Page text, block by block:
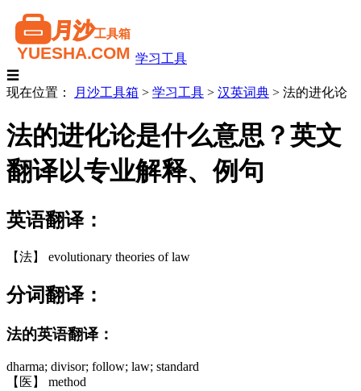
学习工具
☰
现在位置：
月沙工具箱 > 学习工具 > 汉英词典 > 法的进化论
法的进化论是什么意思？英文
翻译以专业解释、例句
英语翻译：
【法】 evolutionary theories of law
分词翻译：
法的英语翻译：
dharma; divisor; follow; law; standard
【医】 method